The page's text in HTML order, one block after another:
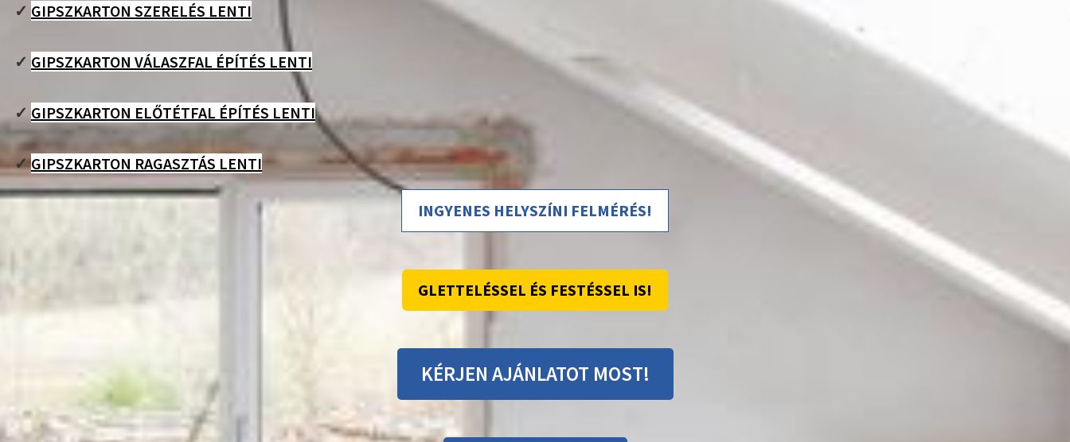
✓ GIPSZKARTON SZERELÉS LENTI
✓ GIPSZKARTON VÁLASZFAL ÉPÍTÉS LENTI
✓ GIPSZKARTON ELŐTÉTFAL ÉPÍTÉS LENTI
✓GIPSZKARTON RAGASZTÁS LENTI
INGYENES HELYSZÍNI FELMÉRÉS!
GLETTELÉSSEL ÉS FESTÉSSEL IS!
KÉRJEN AJÁNLATOT MOST!